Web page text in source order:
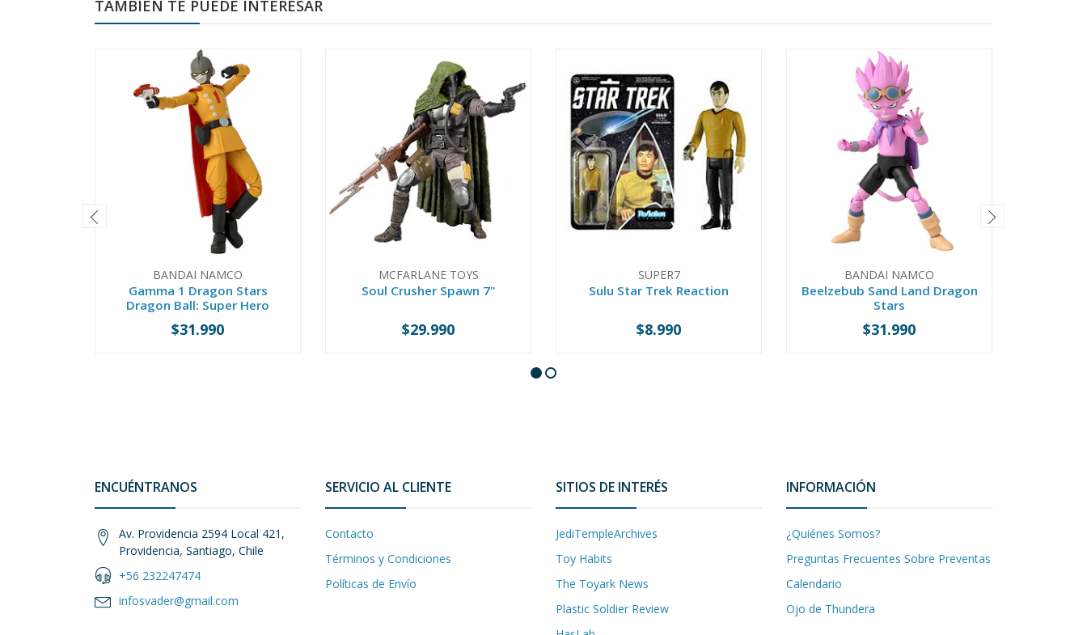
TAMBIÉN TE PUEDE INTERESAR
BANDAI NAMCO
Gamma 1 Dragon Stars
Dragon Ball: Super Hero
+
$31.990
MCFARLANE TOYS
Soul Crusher Spawn 7"
+
$29.990
SUPER7
Sulu Star Trek Reaction
+
$8.990
BANDAI NAMCO
Beelzebub Sand Land Dragon
Stars
+
$31.990
ENCUÉNTRANOS
Av. Providencia 2594 Local 421,
Providencia, Santiago, Chile
+56 232247474
infosvader@gmail.com
SERVICIO AL CLIENTE
Contacto
Términos y Condiciones
Políticas de Envío
SITIOS DE INTERÉS
JediTempleArchives
Toy Habits
The Toyark News
Plastic Soldier Review
INFORMACIÓN
¿Quiénes Somos?
Preguntas Frecuentes Sobre Preventas
Calendario
Ojo de Thundera